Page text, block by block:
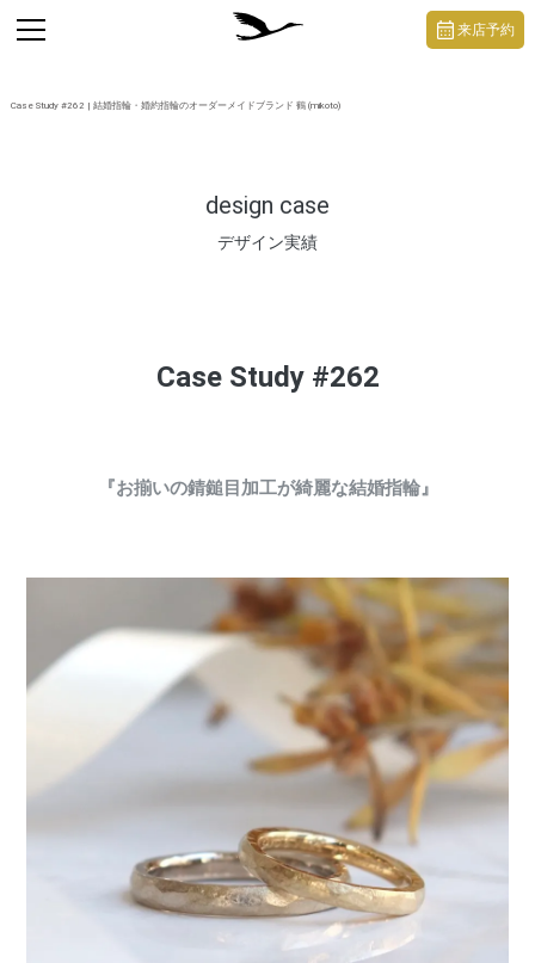
Case Study #262 | 結婚指輪・婚約指輪のオーダーメイドブランド 鶴 (mikoto)
design case
デザイン実績
toggle
navigation
来店予約
Case Study #262
『お揃いの錆鎚目加工が綺麗な結婚指輪』